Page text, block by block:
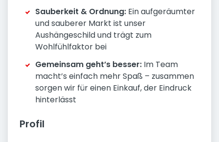
Sauberkeit & Ordnung: Ein aufgeräumter
und sauberer Markt ist unser
Aushängeschild und trägt zum
Wohlfühlfaktor bei
Gemeinsam geht’s besser: Im Team
macht’s einfach mehr Spaß – zusammen
sorgen wir für einen Einkauf, der Eindruck
hinterlässt
Profil